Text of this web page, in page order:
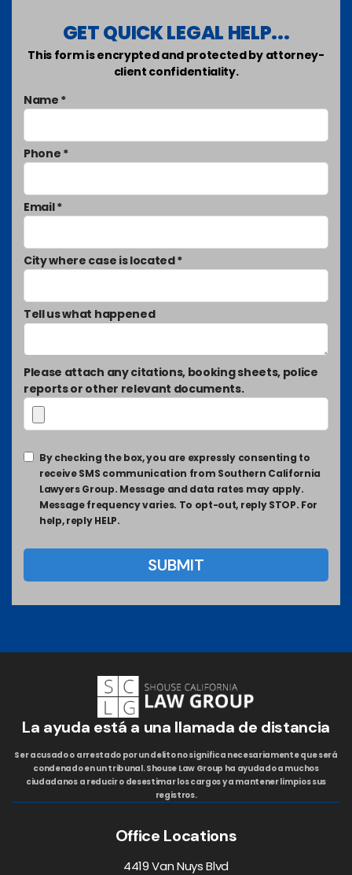
GET QUICK LEGAL HELP...
This form is encrypted and protected by attorney-
client confidentiality.
Name *
Phone *
Email *
City where case is located *
Tell us what happened
Please attach any citations, booking sheets, police
reports or other relevant documents.
By checking the box, you are expressly consenting to
receive SMS communication from Southern California
Lawyers Group. Message and data rates may apply.
Message frequency varies. To opt-out, reply STOP. For
help, reply HELP.
La ayuda está a una llamada de distancia
Ser acusado o arrestado por un delito no significa necesariamente que será
condenado en un tribunal. Shouse Law Group ha ayudado a muchos
ciudadanos a reducir o desestimar los cargos y a mantener limpios sus
registros.
Office Locations
4419 Van Nuys Blvd